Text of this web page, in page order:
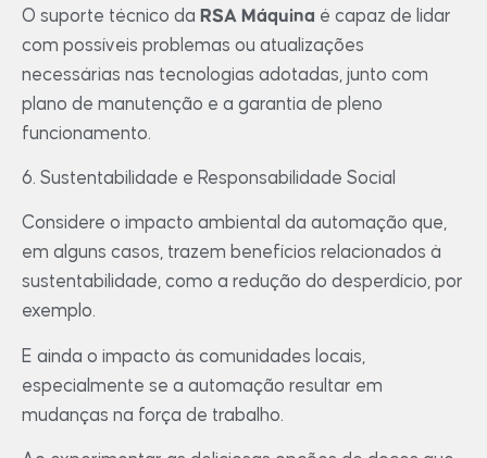
O suporte técnico da RSA Máquina é capaz de lidar
com possíveis problemas ou atualizações
necessárias nas tecnologias adotadas, junto com
plano de manutenção e a garantia de pleno
funcionamento.
6. Sustentabilidade e Responsabilidade Social
Considere o impacto ambiental da automação que,
em alguns casos, trazem benefícios relacionados à
sustentabilidade, como a redução do desperdício, por
exemplo.
E ainda o impacto às comunidades locais,
especialmente se a automação resultar em
mudanças na força de trabalho.